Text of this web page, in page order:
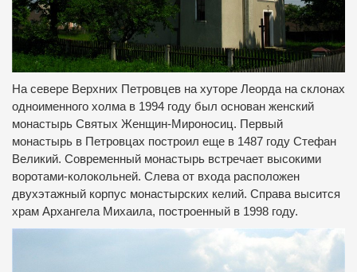
На севере Верхних Петровцев на хуторе Леорда на склонах
одноименного холма в 1994 году был основан женский
монастырь Святых Женщин-Мироносиц. Первый
монастырь в Петровцах построил еще в 1487 году Стефан
Великий. Современный монастырь встречает высокими
воротами-колокольней. Слева от входа расположен
двухэтажный корпус монастырских келий. Справа высится
храм Архангела Михаила, построенный в 1998 году.